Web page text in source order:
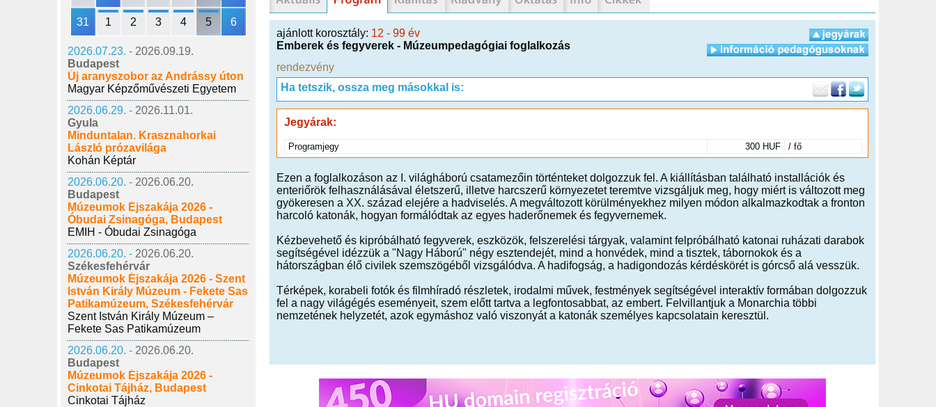
31 1 2 3 4 5 6
2026.07.23. - 2026.09.19.
Budapest
Új aranyszobor az Andrássy úton
Magyar Képzőművészeti Egyetem
2026.06.29. - 2026.11.01.
Gyula
Minduntalan. Krasznahorkai
László prózavilága
Kohán Képtár
2026.06.20. - 2026.06.20.
Budapest
Múzeumok Éjszakája 2026 -
Óbudai Zsinagóga, Budapest
EMIH - Óbudai Zsinagóga
2026.06.20. - 2026.06.20.
Székesfehérvár
Múzeumok Éjszakája 2026 - Szent
István Király Múzeum - Fekete Sas
Patikamúzeum, Székesfehérvár
Szent István Király Múzeum –
Fekete Sas Patikamúzeum
2026.06.20. - 2026.06.20.
Budapest
Múzeumok Éjszakája 2026 -
Cinkotai Tájház, Budapest
Cinkotai Tájház
ajánlott korosztály: 12 - 99 év
Emberek és fegyverek - Múzeumpedagógiai foglalkozás
rendezvény
Ha tetszik, ossza meg másokkal is:
Jegyárak:
Programjegy 300 HUF / fő
Ezen a foglalkozáson az I. világháború csatamezőin történteket dolgozzuk fel. A kiállításban található installációk és
enteriőrök felhasználásával életszerű, illetve harcszerű környezetet teremtve vizsgáljuk meg, hogy miért is változott meg
gyökeresen a XX. század elejére a hadviselés. A megváltozott körülményekhez milyen módon alkalmazkodtak a fronton
harcoló katonák, hogyan formálódtak az egyes haderőnemek és fegyvernemek.
Kézbevehető és kipróbálható fegyverek, eszközök, felszerelési tárgyak, valamint felpróbálható katonai ruházati darabok
segítségével idézzük a "Nagy Háború" négy esztendejét, mind a honvédek, mind a tisztek, tábornokok és a
hátországban élő civilek szemszögéből vizsgálódva. A hadifogság, a hadigondozás kérdéskörét is górcső alá vesszük.
Térképek, korabeli fotók és filmhíradó részletek, irodalmi művek, festmények segítségével interaktív formában dolgozzuk
fel a nagy világégés eseményeit, szem előtt tartva a legfontosabbat, az embert. Felvillantjuk a Monarchia többi
nemzetének helyzetét, azok egymáshoz való viszonyát a katonák személyes kapcsolatain keresztül.